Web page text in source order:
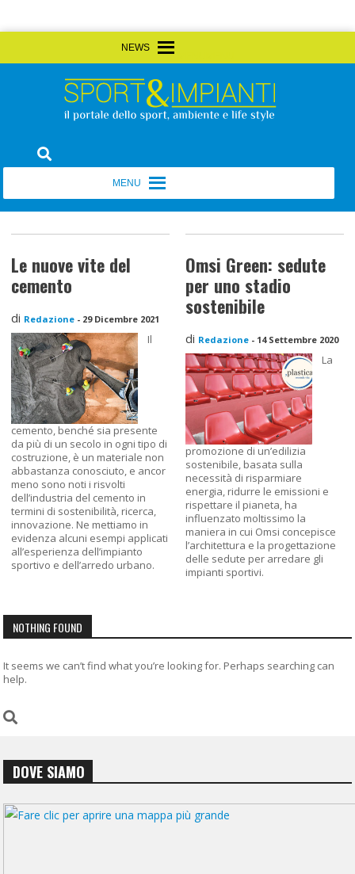
to
Sport&Impianti
Le nuove vite del
cemento
di Redazione - 29 Dicembre 2021
Il
cemento, benché sia presente
da più di un secolo in ogni tipo di
costruzione, è un materiale non
abbastanza conosciuto, e ancor
meno sono noti i risvolti
dell’industria del cemento in
termini di sostenibilità, ricerca,
innovazione. Ne mettiamo in
evidenza alcuni esempi applicati
all’esperienza dell’impianto
sportivo e dell’arredo urbano.
Omsi Green: sedute
per uno stadio
sostenibile
di Redazione - 14 Settembre 2020
La
promozione di un’edilizia
sostenibile, basata sulla
necessità di risparmiare
energia, ridurre le emissioni e
rispettare il pianeta, ha
influenzato moltissimo la
maniera in cui Omsi concepisce
l’architettura e la progettazione
delle sedute per arredare gli
impianti sportivi.
NOTHING FOUND
It seems we can’t find what you’re looking for. Perhaps searching can
help.
DOVE SIAMO